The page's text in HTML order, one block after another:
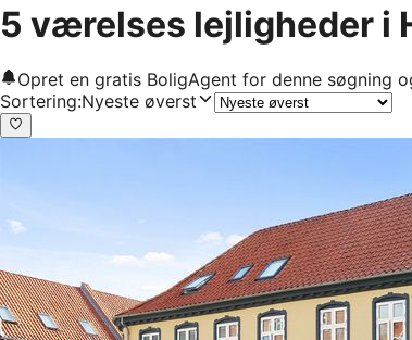
5 værelses lejligheder i
Opret en gratis BoligAgent for denne søgning
Sortering:Nyeste øverst